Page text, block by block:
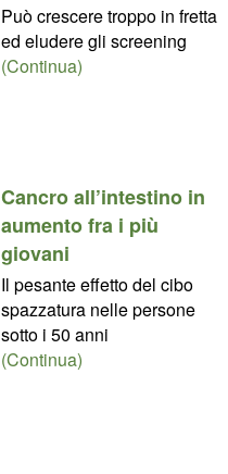
Può crescere troppo in fretta
ed eludere gli screening
(Continua)
Cancro all’intestino in
aumento fra i più
giovani
Il pesante effetto del cibo
spazzatura nelle persone
sotto i 50 anni
(Continua)